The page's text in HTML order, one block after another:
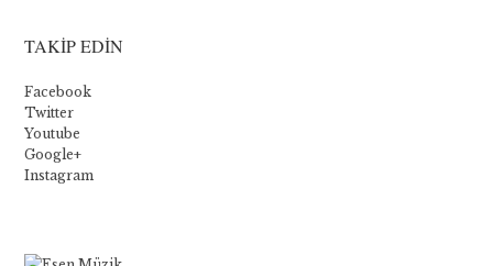
principale
est
une
gamme
de
machines
société
TAKİP EDİN
Facebook
Twitter
Youtube
Google+
Instagram